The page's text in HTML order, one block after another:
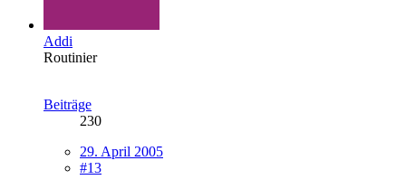
Addi
Routinier
Beiträge
230
29. April 2005
#13